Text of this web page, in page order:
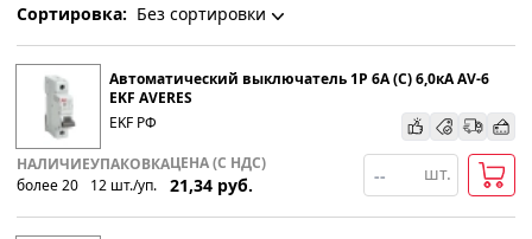
Сортировка: Без сортировки
Без сортировки
По наименованию
Популярности
Автоматический выключатель 1P 6А (С) 6,0кА AV-6
EKF AVERES
EKF РФ
НАЛИЧИЕ
более 20
УПАКОВКА
12 шт./уп.
ЦЕНА (С НДС)
21,34 руб.
шт.